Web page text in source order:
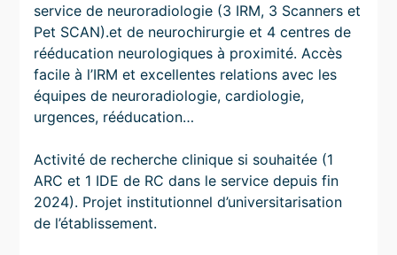
service de neuroradiologie (3 IRM, 3 Scanners et
Pet SCAN).et de neurochirurgie et 4 centres de
rééducation neurologiques à proximité. Accès
facile à l’IRM et excellentes relations avec les
équipes de neuroradiologie, cardiologie,
urgences, rééducation…
Activité de recherche clinique si souhaitée (1
ARC et 1 IDE de RC dans le service depuis fin
2024). Projet institutionnel d’universitarisation
de l’établissement.